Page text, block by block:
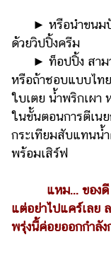
►​ ​หรือนำขนมปัง
ด้วยวิปปิ้งครีม
►​ ​ท็อปปิ้ง สามา
หรือถ้าชอบแบบไท
ใบเตย น้ำพริกเผา
ในขั้นตอนการตีเน
กระเทียมสับแทนน้
พร้อมเสิร์ฟ
แหม... ของดี
แต่อย่าไปแคร์เลย
พรุ่งนี้ค่อยออกกำลัง